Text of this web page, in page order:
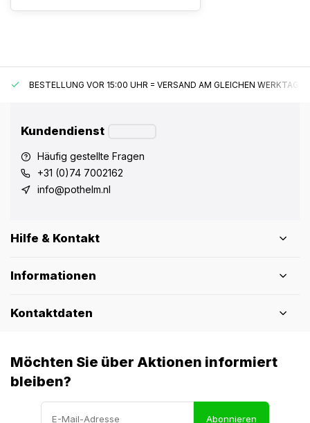
BESTELLUNG VOR 15:00 UHR = VERSAND AM GLEICHEN WERKTAG*
Kundendienst
Häufig gestellte Fragen
+31 (0)74 7002162
info@pothelm.nl
Hilfe & Kontakt
Informationen
Kontaktdaten
Möchten Sie über Aktionen informiert
bleiben?
Abonnieren